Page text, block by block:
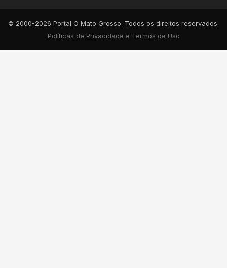
© 2000-2026 Portal O Mato Grosso. Todos os direitos reservados.
Políticas de Privacidade e Termos de Uso